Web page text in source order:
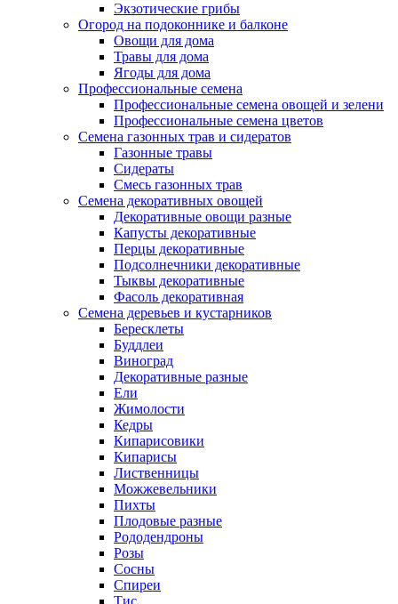
Экзотические грибы
Огород на подоконнике и балконе
Овощи для дома
Травы для дома
Ягоды для дома
Профессиональные семена
Профессиональные семена овощей и зелени
Профессиональные семена цветов
Семена газонных трав и сидератов
Газонные травы
Сидераты
Смесь газонных трав
Семена декоративных овощей
Декоративные овощи разные
Капусты декоративные
Перцы декоративные
Подсолнечники декоративные
Тыквы декоративные
Фасоль декоративная
Семена деревьев и кустарников
Бересклеты
Буддлеи
Виноград
Декоративные разные
Ели
Жимолости
Кедры
Кипарисовики
Кипарисы
Лиственницы
Можжевельники
Пихты
Плодовые разные
Рододендроны
Розы
Сосны
Спиреи
Тис